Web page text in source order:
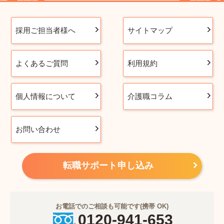
採用ご担当者様へ サイトマップ
よくあるご質問 利用規約
個人情報について 介護職コラム
お問い合わせ
転職サポート申し込み
お電話でのご相談も可能です(携帯 OK)
0120-941-653